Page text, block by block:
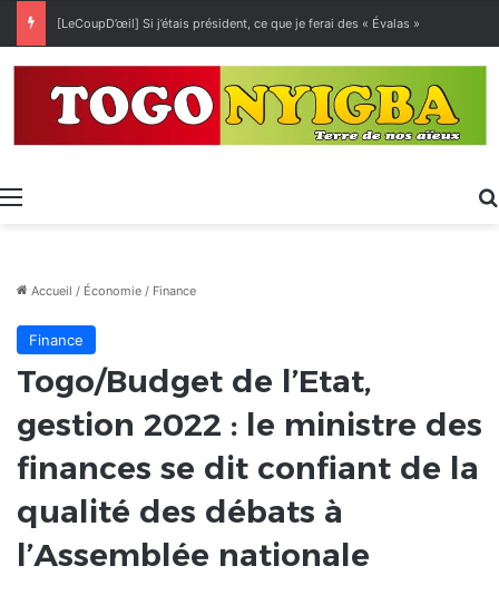
[LeCoupD’œil] Si j’étais président, ce que je ferai des « Évalas »
Menu
Accueil / Économie / Finance
Finance
Togo/Budget de l’Etat,
gestion 2022 : le ministre des
finances se dit confiant de la
qualité des débats à
l’Assemblée nationale